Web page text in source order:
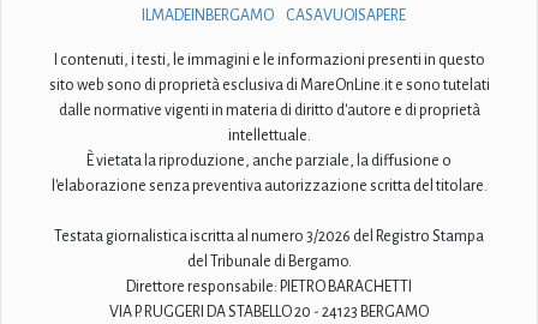
ILMADEINBERGAMO
CASAVUOISAPERE
I contenuti, i testi, le immagini e le informazioni presenti in questo
sito web sono di proprietà esclusiva di MareOnLine.it e sono tutelati
dalle normative vigenti in materia di diritto d'autore e di proprietà
intellettuale.
È vietata la riproduzione, anche parziale, la diffusione o
l'elaborazione senza preventiva autorizzazione scritta del titolare.
Testata giornalistica iscritta al numero 3/2026 del Registro Stampa
del Tribunale di Bergamo.
Direttore responsabile: PIETRO BARACHETTI
VIA P. RUGGERI DA STABELLO 20 - 24123 BERGAMO